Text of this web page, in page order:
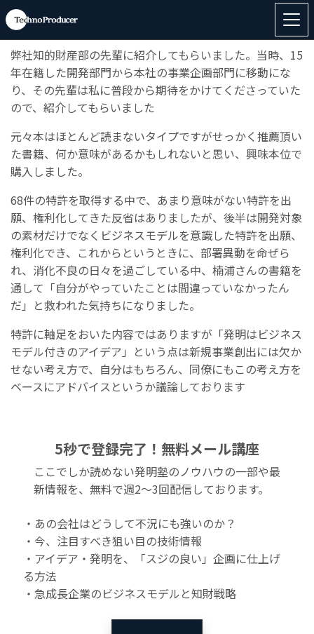
◆書籍「
新規事業を量産する知財戦略: 未来を預言するア
イデアで市場を独占しよう！
弊社知的財産部の先輩に紹介してもらいました。当時、15
年在籍した開発部門から本社の事業企画部門に移動にな
り、その先輩は私に普段から期待をかけてくださっていた
ので、紹介してもらいました
元々本はほとんど読まないタイプですがせっかく推薦頂い
た書籍、何か意味があるかもしれないと思い、興味本位で
購入しました。
68件の特許を取得する中で、あまり意味がない特許を出
願、権利化してきた反省はありましたが、後半は開発対象
の素材だけでなくビジネスモデルを意識した特許を出願、
権利化でき、これからというときに、部署異動を命ぜら
れ、消化不良の日々を過ごしている中、楠浦さんの書籍を
通して「自分がやっていたことは間違っていなかったん
だ」と救われた気持ちになりました。
特許に軸足をおいた内容ではありますが「発明はビジネス
モデル付きのアイデア」という点は新規事業創出には欠か
せない考え方で、自分はもちろん、同僚にもこの考え方を
ベースにアドバイスというか議論しております
5秒で登録完了！無料メール講座
ここでしか読めない発明塾のノウハウの一部や最
新情報を、無料で週2〜3回配信しております。
・あの会社はどうして不況にも強いのか？
・今、注目すべき狙い目の技術情報
・アイデア・発明を、「スジの良い」企画に仕上げ
る方法
・急成長企業のビジネスモデルと知財戦略